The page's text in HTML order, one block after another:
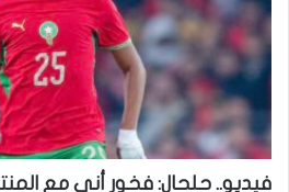
فيديو.. حلحال: فخور أني مع